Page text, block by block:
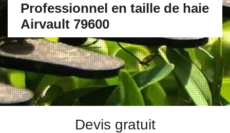
Professionnel en taille de haie
Airvault 79600
Devis gratuit